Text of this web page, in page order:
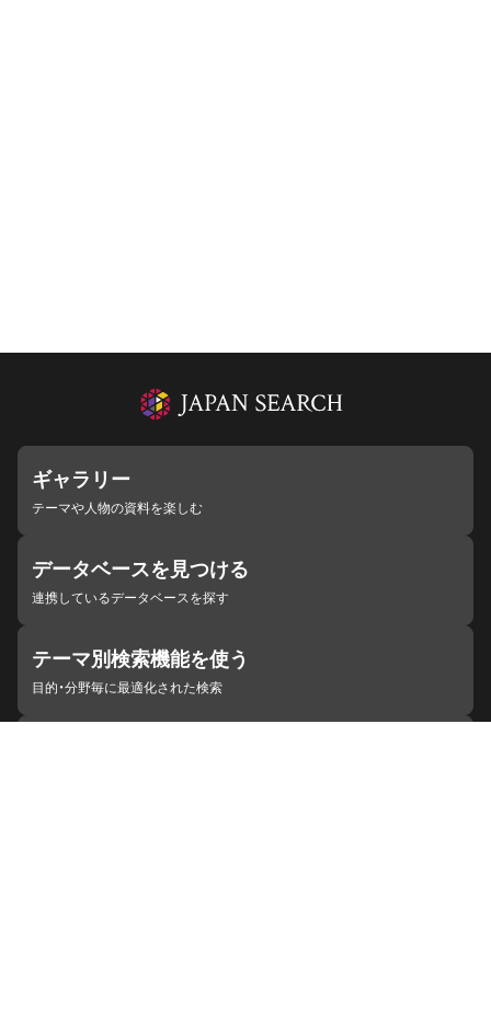
ギャラリー
テーマや人物の資料を楽しむ
データベースを見つける
連携しているデータベースを探す
テーマ別検索機能を使う
目的・分野毎に最適化された検索